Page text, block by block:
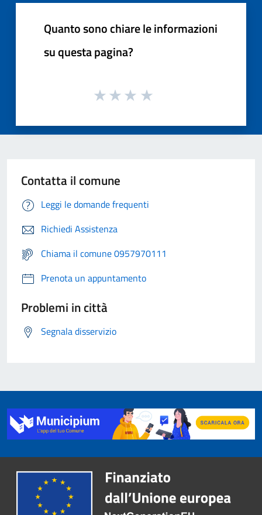
Quanto sono chiare le informazioni
su questa pagina?
Contatta il comune
Leggi le domande frequenti
Richiedi Assistenza
Chiama il comune 0957970111
Prenota un appuntamento
Problemi in città
Segnala disservizio